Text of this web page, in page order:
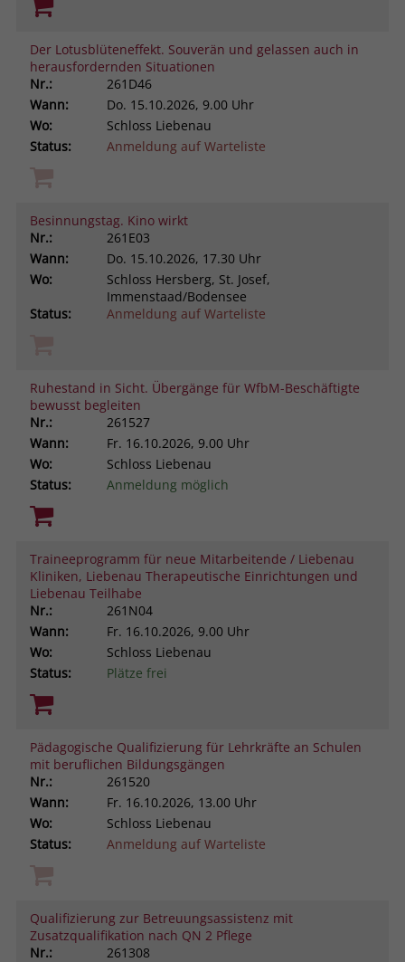
Der Lotusblüteneffekt. Souverän und gelassen auch in
herausfordernden Situationen
Nr.:
261D46
Wann:
Do. 15.10.2026, 9.00 Uhr
Wo:
Schloss Liebenau
Status:
Anmeldung auf Warteliste
Besinnungstag. Kino wirkt
Nr.:
261E03
Wann:
Do. 15.10.2026, 17.30 Uhr
Wo:
Schloss Hersberg, St. Josef,
Immenstaad/Bodensee
Status:
Anmeldung auf Warteliste
Ruhestand in Sicht. Übergänge für WfbM-Beschäftigte
bewusst begleiten
Nr.:
261527
Wann:
Fr. 16.10.2026, 9.00 Uhr
Wo:
Schloss Liebenau
Status:
Anmeldung möglich
Traineeprogramm für neue Mitarbeitende / Liebenau
Kliniken, Liebenau Therapeutische Einrichtungen und
Liebenau Teilhabe
Nr.:
261N04
Wann:
Fr. 16.10.2026, 9.00 Uhr
Wo:
Schloss Liebenau
Status:
Plätze frei
Pädagogische Qualifizierung für Lehrkräfte an Schulen
mit beruflichen Bildungsgängen
Nr.:
261520
Wann:
Fr. 16.10.2026, 13.00 Uhr
Wo:
Schloss Liebenau
Status:
Anmeldung auf Warteliste
Qualifizierung zur Betreuungsassistenz mit
Zusatzqualifikation nach QN 2 Pflege
Nr.:
261308